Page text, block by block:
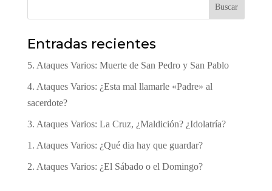
Buscar
Entradas recientes
5. Ataques Varios: Muerte de San Pedro y San Pablo
4. Ataques Varios: ¿Esta mal llamarle «Padre» al
sacerdote?
3. Ataques Varios: La Cruz, ¿Maldición? ¿Idolatría?
1. Ataques Varios: ¿Qué dia hay que guardar?
2. Ataques Varios: ¿El Sábado o el Domingo?